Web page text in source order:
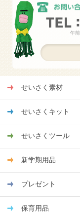
午
せいさく素材
せいさくキット
せいさくツール
新学期用品
プレゼント
保育用品